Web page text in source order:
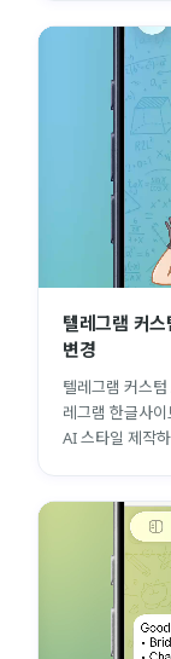
텔레그램 커
변경
텔레그램 커스
레그램 한글사
AI 스타일 제작